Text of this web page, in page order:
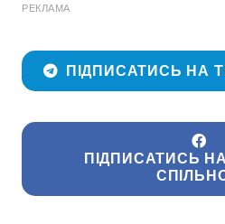
РЕКЛАМА
ПІДПИСАТИСЬ НА
ПІДПИСАТИСЬ НА